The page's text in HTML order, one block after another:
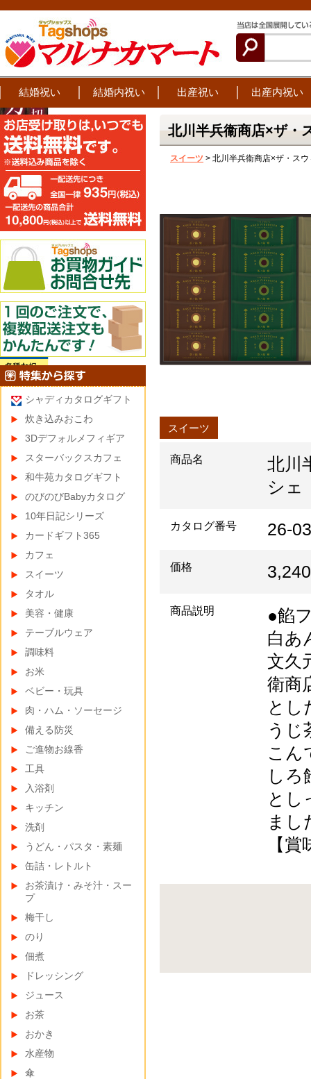
結婚祝い 結婚内祝い 出産祝い 出産内祝い
北川半兵衞商店×ザ・
スイーツ > 北川半兵衞商店×ザ・ス
スイーツ
商品名
北川
シェ
カタログ番号 26-
価格
商品説明
●餡
白あ
文久
衛商
とし
うじ
こん
しろ
とし
まし
【
シャディカタログギフト
炊き込みおこわ
3Dデフォルメフィギア
スターバックスカフェ
和牛苑カタログギフト
のびのびBabyカタログ
10年日記シリーズ
カードギフト365
カフェ
スイーツ
タオル
美容・健康
テーブルウェア
調味料
お米
ベビー・玩具
肉・ハム・ソーセージ
備える防災
ご進物お線香
工具
入浴剤
キッチン
洗剤
うどん・パスタ・素麺
缶詰・レトルト
お茶漬け・みそ汁・スー
プ
梅干し
のり
佃煮
ドレッシング
ジュース
お茶
おかき
水産物
傘